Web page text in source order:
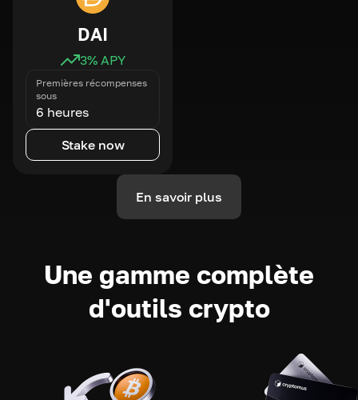
DAI
3% APY
Premières récompenses
sous
6 heures
Stake now
En savoir plus
Une gamme complète
d'outils crypto